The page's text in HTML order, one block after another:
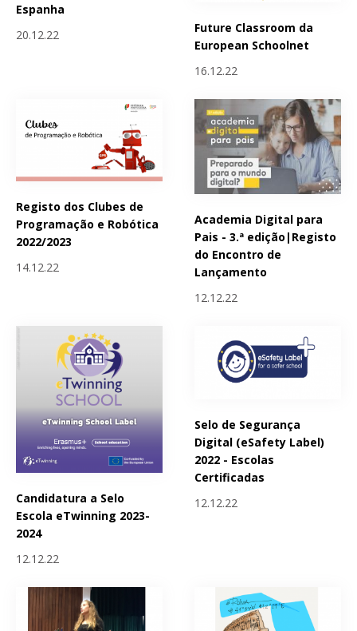
Espanha
20.12.22
Future Classroom da
European Schoolnet
16.12.22
Registo dos Clubes de
Programação e Robótica
2022/2023
14.12.22
Academia Digital para
Pais - 3.ª edição|Registo
do Encontro de
Lançamento
12.12.22
Candidatura a Selo
Escola eTwinning 2023-
2024
12.12.22
Selo de Segurança
Digital (eSafety Label)
2022 - Escolas
Certificadas
12.12.22